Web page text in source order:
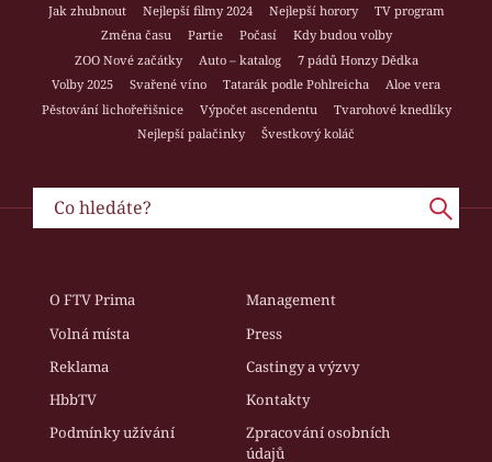
Jak zhubnout Nejlepší filmy 2024 Nejlepší horory
TV program
Změna času
Partie Počasí
Kdy budou volby
ZOO Nové začátky
Auto – katalog
7 pádů Honzy Dědka
Volby 2025
Svařené víno Tatarák podle Pohlreicha
Aloe vera
Pěstování lichořeřišnice
Výpočet ascendentu
Tvarohové knedlíky
Nejlepší palačinky
Švestkový koláč
O FTV Prima
Management
Volná místa
Press
Reklama
Castingy a výzvy
HbbTV
Kontakty
Podmínky užívání
Zpracování osobních
údajů